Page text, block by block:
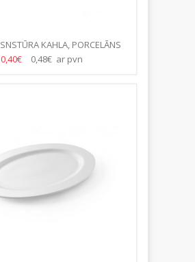
KAHLA, PORCELĀNS
44*11CM
0,40€ 0,48€ ar pvn